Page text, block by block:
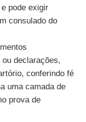
pode exigir
consulado do
declarações,
conferindo fé
uma camada de
prova de